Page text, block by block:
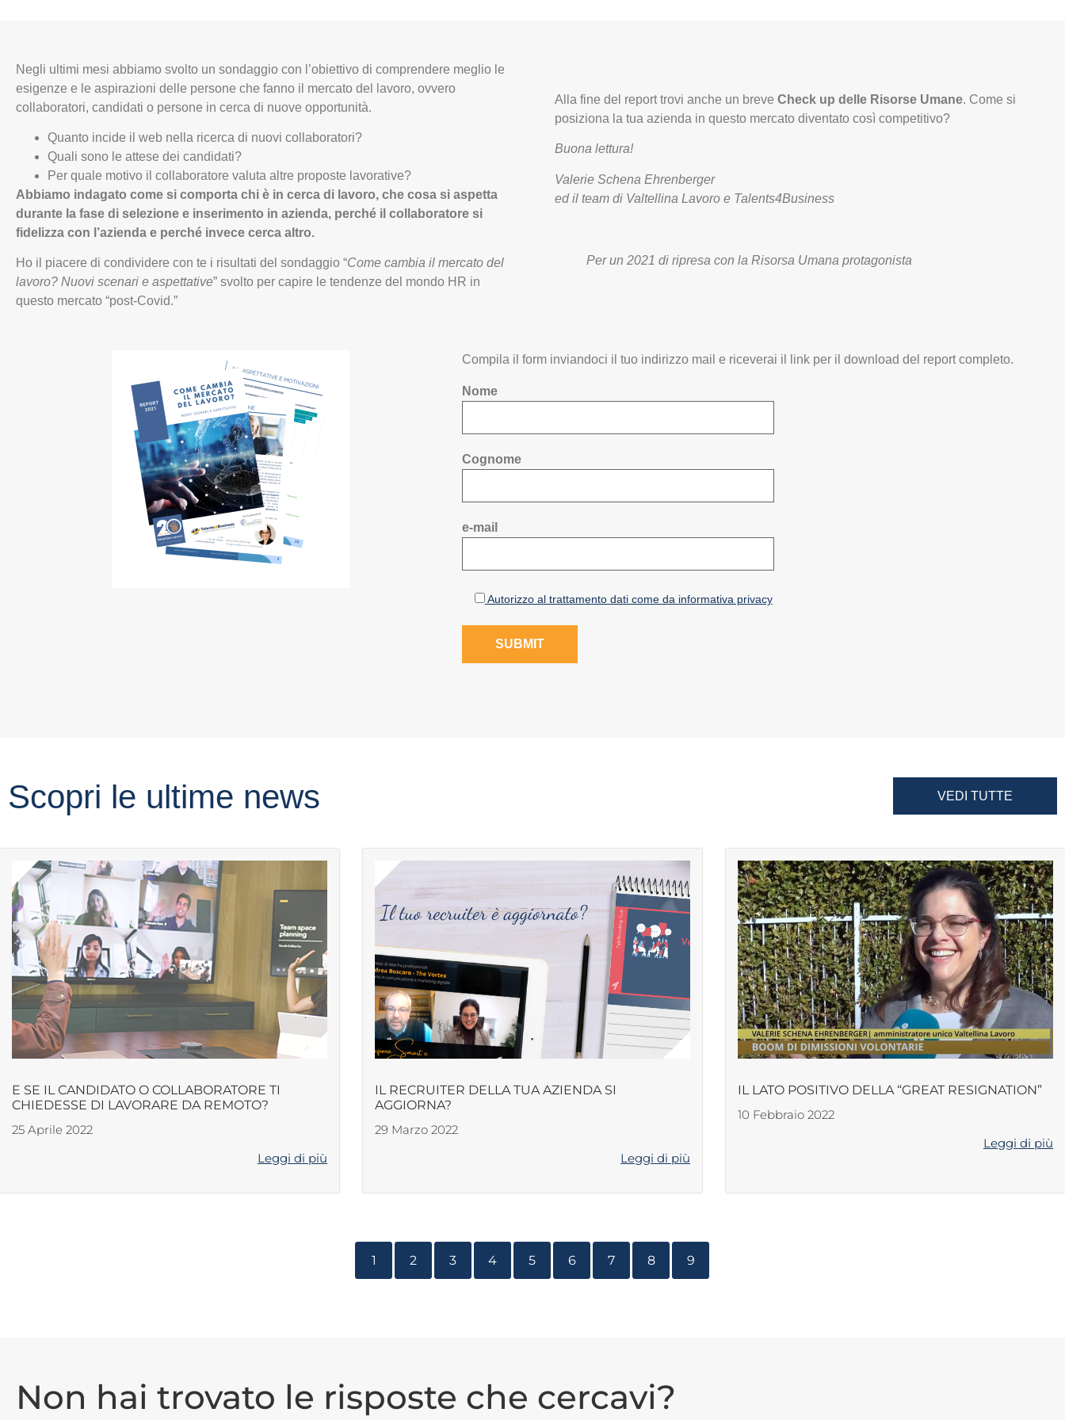
Negli ultimi mesi abbiamo svolto un sondaggio con l’obiettivo di comprendere meglio le
esigenze e le aspirazioni delle persone che fanno il mercato del lavoro, ovvero
collaboratori, candidati o persone in cerca di nuove opportunità.
Quanto incide il web nella ricerca di nuovi collaboratori?
Quali sono le attese dei candidati?
Per quale motivo il collaboratore valuta altre proposte lavorative?
Abbiamo indagato come si comporta chi è in cerca di lavoro, che cosa si aspetta
durante la fase di selezione e inserimento in azienda, perché il collaboratore si
fidelizza con l’azienda e perché invece cerca altro.
Ho il piacere di condividere con te i risultati del sondaggio “Come cambia il mercato del
lavoro? Nuovi scenari e aspettative” svolto per capire le tendenze del mondo HR in
questo mercato “post-Covid.”
Alla fine del report trovi anche un breve Check up delle Risorse Umane. Come si
posiziona la tua azienda in questo mercato diventato così competitivo?
Buona lettura!
Valerie Schena Ehrenberger
ed il team di Valtellina Lavoro e Talents4Business
Per un 2021 di ripresa con la Risorsa Umana protagonista
Compila il form inviandoci il tuo indirizzo mail e riceverai il link per il download del report completo.
Nome
Cognome
e-mail
Autorizzo al trattamento dati come da informativa privacy
Scopri le ultime news VEDI TUTTE
E SE IL CANDIDATO O COLLABORATORE TI
CHIEDESSE DI LAVORARE DA REMOTO?
25 Aprile 2022
Leggi di più
IL RECRUITER DELLA TUA AZIENDA SI
AGGIORNA?
29 Marzo 2022
Leggi di più
IL LATO POSITIVO DELLA “GREAT RESIGNATION”
10 Febbraio 2022
Leggi di più
1 2 3 4 5 6 7 8 9
Non hai trovato le risposte che cercavi?